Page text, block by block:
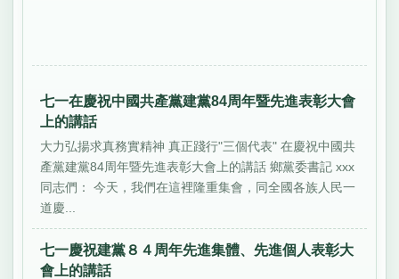
七一在慶祝中國共產黨建黨84周年暨先進表彰大會
上的講話
大力弘揚求真務實精神 真正踐行"三個代表" 在慶祝中國共
產黨建黨84周年暨先進表彰大會上的講話 鄉黨委書記 xxx
同志們： 今天，我們在這裡隆重集會，同全國各族人民一
道慶...
七一慶祝建黨８４周年先進集體、先進個人表彰大
會上的講話